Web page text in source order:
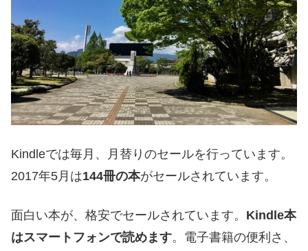
Kindleでは毎月、月替りのセールを行っています。
2017年5月は144冊の本がセールされています。
面白い本が、格安でセールされています。 Kindle本
はスマートフォンで読めます。電子書籍の便利さ、